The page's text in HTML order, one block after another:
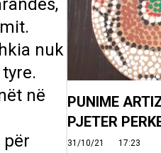
nuk
në
për
PUNIME
PJETER
31/10/21 17:23